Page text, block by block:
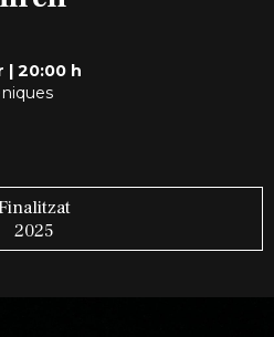
| 20:00 h
2025